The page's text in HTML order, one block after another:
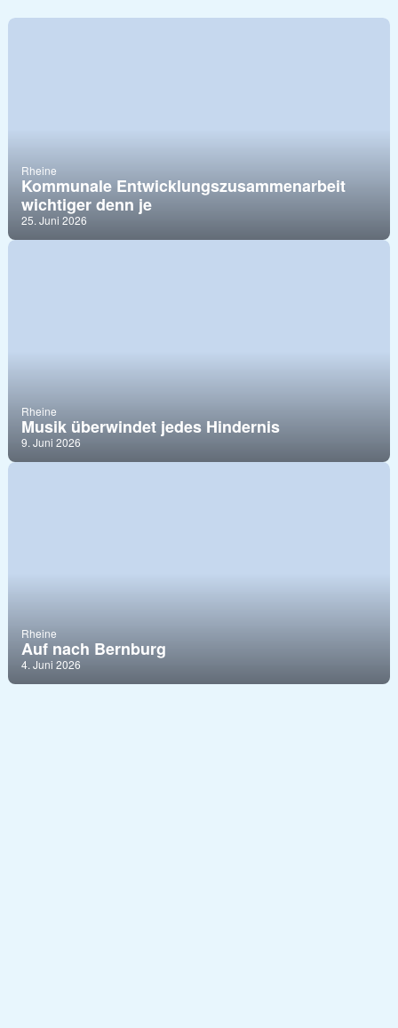
Rheine
Kommunale Entwicklungszusammenarbeit
wichtiger denn je
25. Juni 2026
Rheine
Musik überwindet jedes Hindernis
9. Juni 2026
Rheine
Auf nach Bernburg
4. Juni 2026